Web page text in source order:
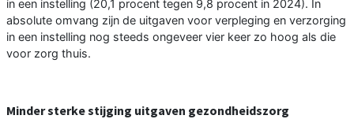
in een instelling (20,1 procent tegen 9,8 procent in 2024). In
absolute omvang zijn de uitgaven voor verpleging en verzorging
in een instelling nog steeds ongeveer vier keer zo hoog als die
voor zorg thuis.
Minder sterke stijging uitgaven gezondheidszorg